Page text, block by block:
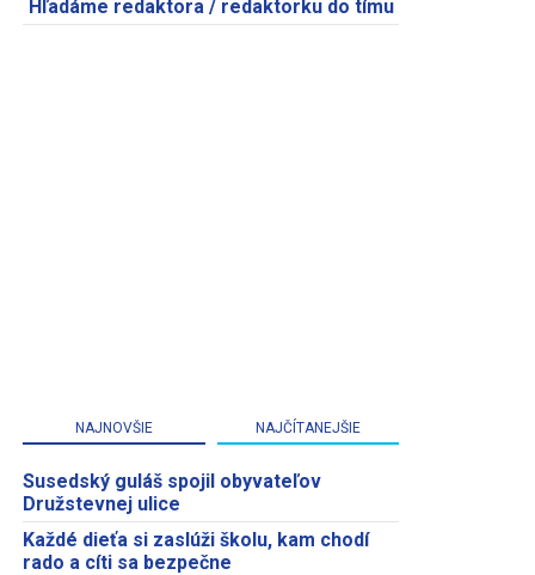
Hľadáme redaktora / redaktorku do tímu
NAJNOVŠIE NAJČÍTANEJŠIE
Susedský guláš spojil obyvateľov
Družstevnej ulice
Každé dieťa si zaslúži školu, kam chodí
rado a cíti sa bezpečne